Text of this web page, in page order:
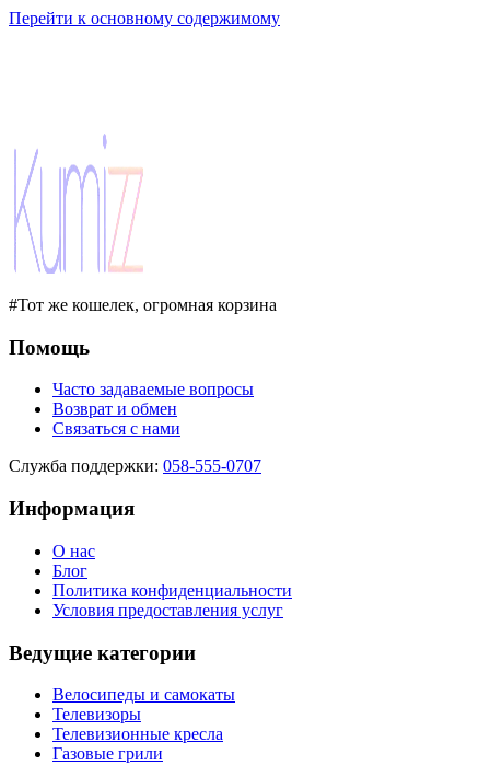
Перейти к основному содержимому
#Тот же кошелек, огромная корзина
Помощь
Часто задаваемые вопросы
Возврат и обмен
Связаться с нами
Служба поддержки: 058-555-0707
Информация
О нас
Блог
Политика конфиденциальности
Условия предоставления услуг
Ведущие категории
Велосипеды и самокаты
Телевизоры
Телевизионные кресла
Газовые грили